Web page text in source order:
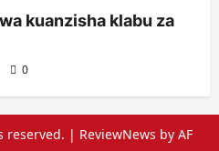
kuanzisha klabu za
0
reserved. | ReviewNews by AF